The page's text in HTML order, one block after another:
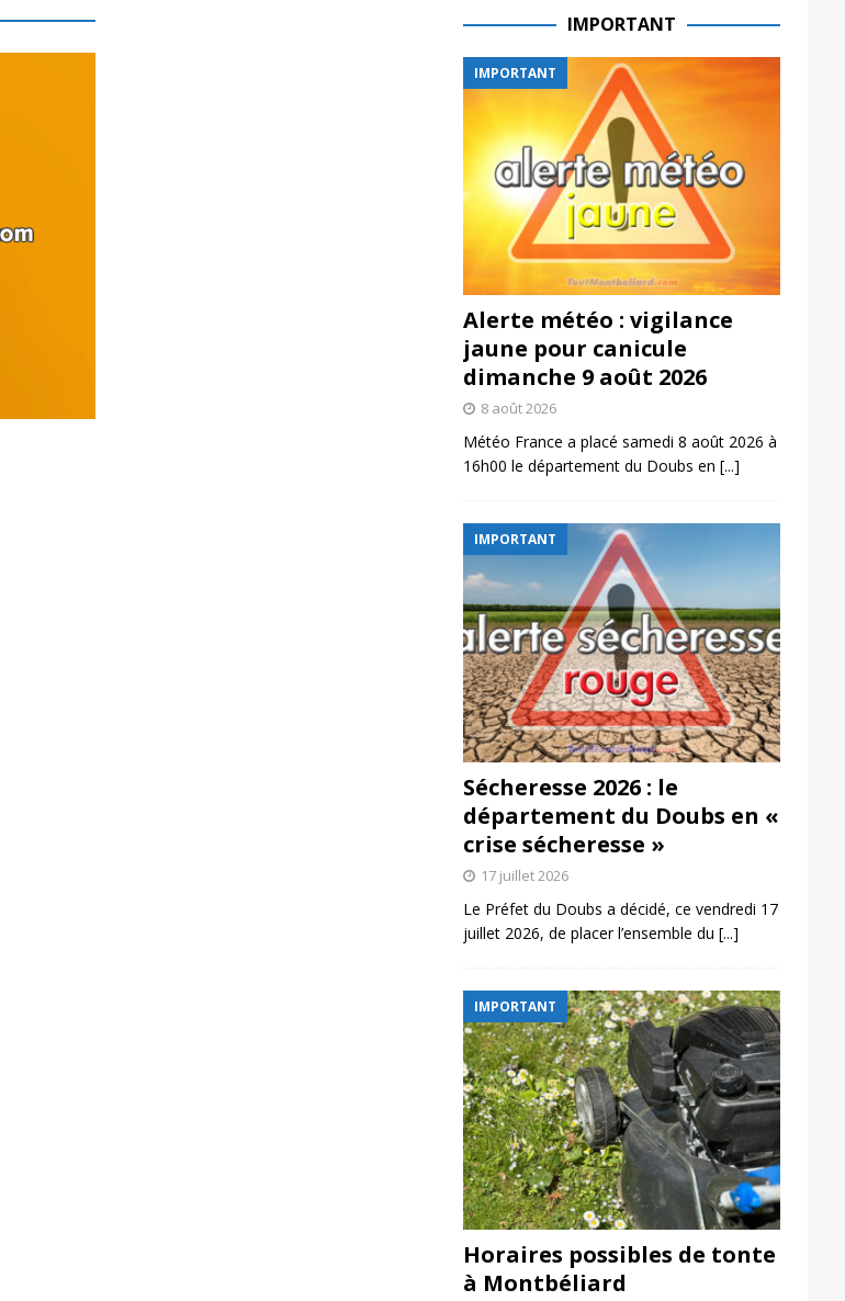
IMPORTANT
IMPORTANT
Alerte météo : vigilance
jaune pour canicule
dimanche 9 août 2026
8 août 2026
Météo France a placé samedi 8 août 2026 à
16h00 le département du Doubs en [...]
IMPORTANT
Sécheresse 2026 : le
département du Doubs en «
crise sécheresse »
17 juillet 2026
Le Préfet du Doubs a décidé, ce vendredi 17
juillet 2026, de placer l’ensemble du [...]
IMPORTANT
Horaires possibles de tonte
à Montbéliard